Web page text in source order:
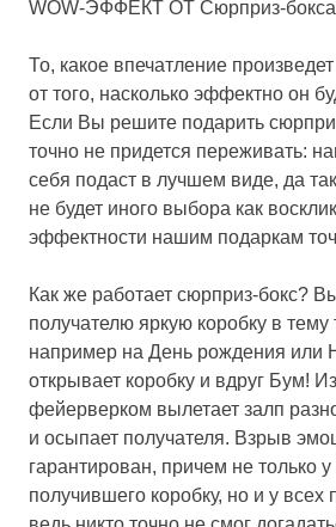
WOW-ЭФФЕКТ ОТ Сюрприз-
То, какое впечатление
от того, насколько эффектно он
Если Вы решите подарить
точно не придется переживать:
себя подаст в лучшем виде, да
не будет иного выбора как
эффектности нашим подаркам
Как же работает сюрприз-бокс?
получателю яркую коробку в тему
например на День рождения или
открывает коробку и вдруг Бум!
фейерверком вылетает залп
и осыпает получателя. Взрыв
гарантирован, причем не только у
получившего коробку, но и у всех